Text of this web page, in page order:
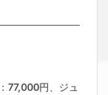
77,000円、ジュ